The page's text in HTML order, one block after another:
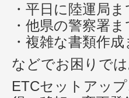
・平日に陸運局
・他県の警察署
・複雑な書類作
などでお困りで
ETCセットアッ